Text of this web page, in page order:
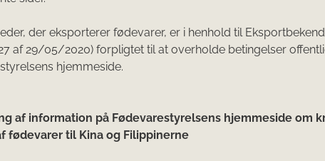
der eksporterer fødevarer, er i henhold til
af 29/05/2020) forpligtet til at overholde betingelser
hjemmeside.
af information på Fødevarestyrelsens hjemmeside om
fødevarer til Kina og Filippinerne